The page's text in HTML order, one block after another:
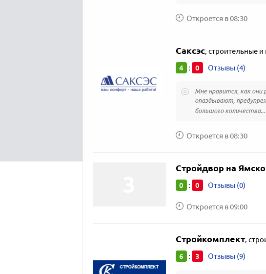
Откроется в 08:30
Саксэс, строительные
4 : 0 Отзывы (4)
Мне нравится, как они
опаздывают,
большого количества...
Откроется в 08:30
Стройдвор на
0 : 0 Отзывы (0)
Откроется в 09:00
Стройкомплект,
6 : 3 Отзывы (9)